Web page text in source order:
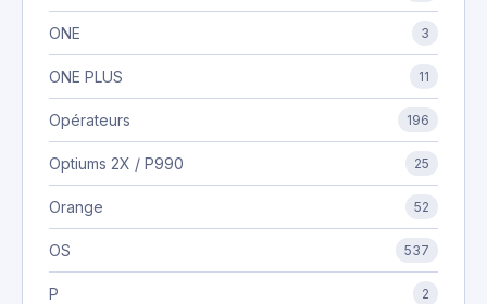
ONE 3
ONE PLUS 11
Opérateurs 196
Optiums 2X / P990 25
Orange 52
OS 537
P 2